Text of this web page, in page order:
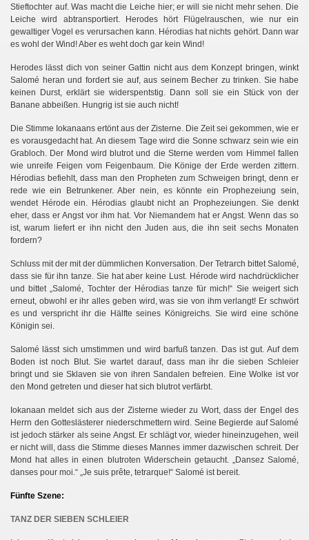
Stieftochter auf. Was macht die Leiche hier; er will sie nicht mehr sehen. Die
Leiche wird abtransportiert. Herodes hört Flügelrauschen, wie nur ein
gewaltiger Vogel es verursachen kann. Hérodias hat nichts gehört. Dann war
es wohl der Wind! Aber es weht doch gar kein Wind!
Herodes lässt dich von seiner Gattin nicht aus dem Konzept bringen, winkt
Salomé heran und fordert sie auf, aus seinem Becher zu trinken. Sie habe
keinen Durst, erklärt sie widerspentstig. Dann soll sie ein Stück von der
Banane abbeißen. Hungrig ist sie auch nicht!
Die Stimme Iokanaans ertönt aus der Zisterne. Die Zeit sei gekommen, wie er
es vorausgedacht hat. An diesem Tage wird die Sonne schwarz sein wie ein
Grabloch. Der Mond wird blutrot und die Sterne werden vom Himmel fallen
wie unreife Feigen vom Feigenbaum. Die Könige der Erde werden zittern.
Hérodias befiehlt, dass man den Propheten zum Schweigen bringt, denn er
rede wie ein Betrunkener. Aber nein, es könnte ein Prophezeiung sein,
wendet Hérode ein. Hérodias glaubt nicht an Prophezeiungen. Sie denkt
eher, dass er Angst vor ihm hat. Vor Niemandem hat er Angst. Wenn das so
ist, warum liefert er ihn nicht den Juden aus, die ihn seit sechs Monaten
fordern?
Schluss mit der mit der dümmlichen Konversation. Der Tetrarch bittet Salomé,
dass sie für ihn tanze. Sie hat aber keine Lust. Hérode wird nachdrücklicher
und bittet „Salomé, Tochter der Hérodias tanze für mich!“ Sie weigert sich
erneut, obwohl er ihr alles geben wird, was sie von ihm verlangt! Er schwört
es und verspricht ihr die Hälfte seines Königreichs. Sie wird eine schöne
Königin sei.
Salomé lässt sich umstimmen und wird barfuß tanzen. Das ist gut. Auf dem
Boden ist noch Blut. Sie wartet darauf, dass man ihr die sieben Schleier
bringt und sie Sklaven sie von ihren Sandalen befreien. Eine Wolke ist vor
den Mond getreten und dieser hat sich blutrot verfärbt.
Iokanaan meldet sich aus der Zisterne wieder zu Wort, dass der Engel des
Herrn den Gotteslästerer niederschmettern wird. Seine Begierde auf Salomé
ist jedoch stärker als seine Angst. Er schlägt vor, wieder hineinzugehen, weil
er nicht will, dass die Stimme dieses Mannes immer dazwischen schreit. Der
Mond hat alles in einen blutroten Widerschein getaucht. „Dansez Salomé,
danses pour moi.“ „Je suis prête, tetrarque!“ Salomé ist bereit.
Fünfte Szene:
TANZ DER SIEBEN SCHLEIER